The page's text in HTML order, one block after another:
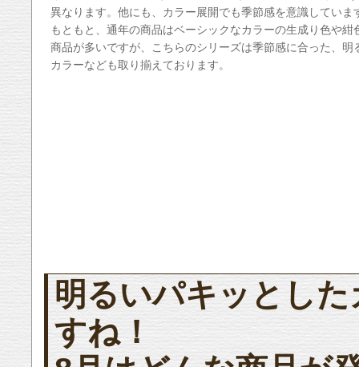
異なります。他にも、カラー展開でも季節感を意識していま
もともと、通年の商品はベーシックなカラーの生成り色や紺
商品が多いですが、こちらのシリーズは季節感に合った、明
カラーなども取り揃えております。
明るいパキッとし
すね！